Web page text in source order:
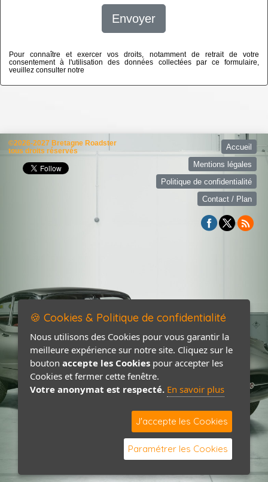
Envoyer
Pour connaître et exercer vos droits, notamment de retrait de votre
consentement à l'utilisation des données collectées par ce formulaire,
veuillez consulter notre
©2026-2027 Bretagne Roadster
tous droits réservés
Accueil
Mentions légales
Politique de confidentialité
Contact / Plan
🍪 Cookies & Politique de confidentialité
Nous utilisons des Cookies pour vous garantir la
meilleure expérience sur notre site. Cliquez sur le
bouton accepte les Cookies pour accepter les
Cookies et fermer cette fenêtre.
Votre anonymat est respecté. En savoir plus
J'accepte les Cookies
Paramétrer les Cookies